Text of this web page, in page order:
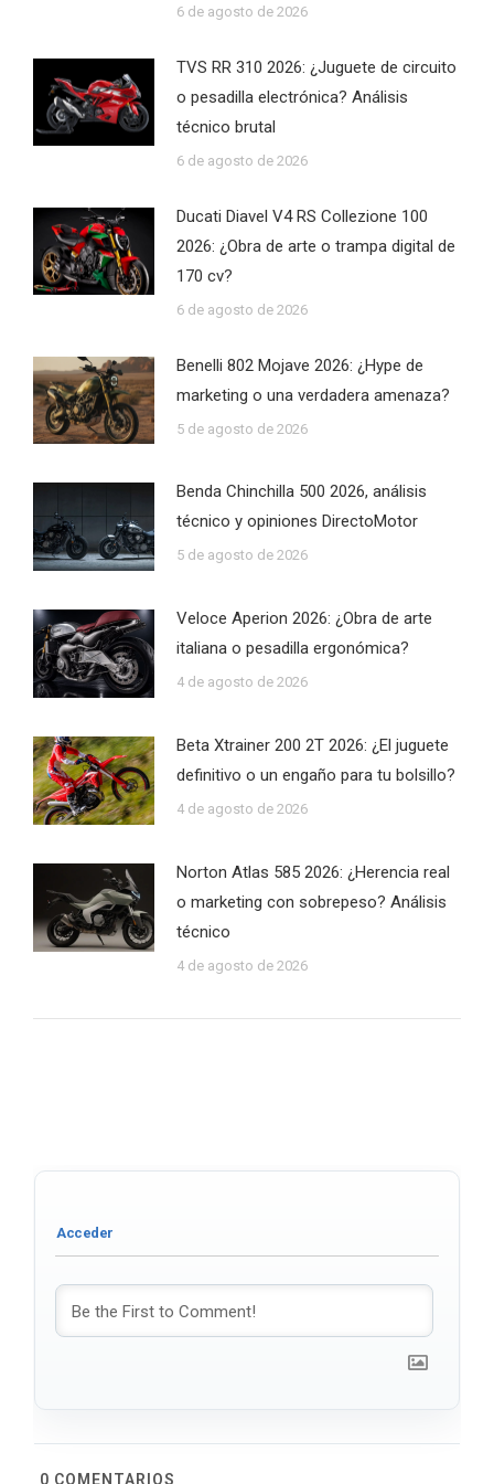
6 de agosto de 2026
TVS RR 310 2026: ¿Juguete de circuito
o pesadilla electrónica? Análisis
técnico brutal
6 de agosto de 2026
Ducati Diavel V4 RS Collezione 100
2026: ¿Obra de arte o trampa digital de
170 cv?
6 de agosto de 2026
Benelli 802 Mojave 2026: ¿Hype de
marketing o una verdadera amenaza?
5 de agosto de 2026
Benda Chinchilla 500 2026, análisis
técnico y opiniones DirectoMotor
5 de agosto de 2026
Veloce Aperion 2026: ¿Obra de arte
italiana o pesadilla ergonómica?
4 de agosto de 2026
Beta Xtrainer 200 2T 2026: ¿El juguete
definitivo o un engaño para tu bolsillo?
4 de agosto de 2026
Norton Atlas 585 2026: ¿Herencia real
o marketing con sobrepeso? Análisis
técnico
4 de agosto de 2026
0 COMENTARIOS